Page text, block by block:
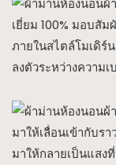
เยี่ยม 100% มอบสั
ภายในสไตล์โมเดิร์
ลงตัวระหว่างความ
มาให้เลื่อนเข้ากับร
มาให้กลายเป็นแสง